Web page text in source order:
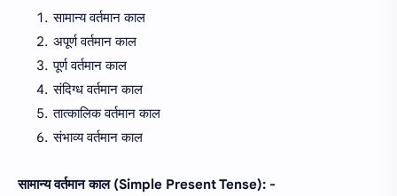
सामान्य वर्तमान काल
अपूर्ण वर्तमान काल
पूर्ण वर्तमान काल
संदिग्ध वर्तमान काल
तात्कालिक वर्तमान काल
संभाव्य वर्तमान काल
सामान्य वर्तमान काल (Simple Present Tense): -